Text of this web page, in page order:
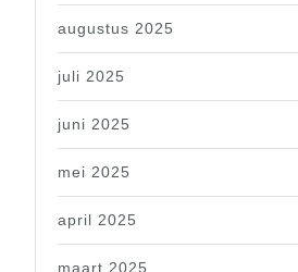
augustus 2025
juli 2025
juni 2025
mei 2025
april 2025
maart 2025